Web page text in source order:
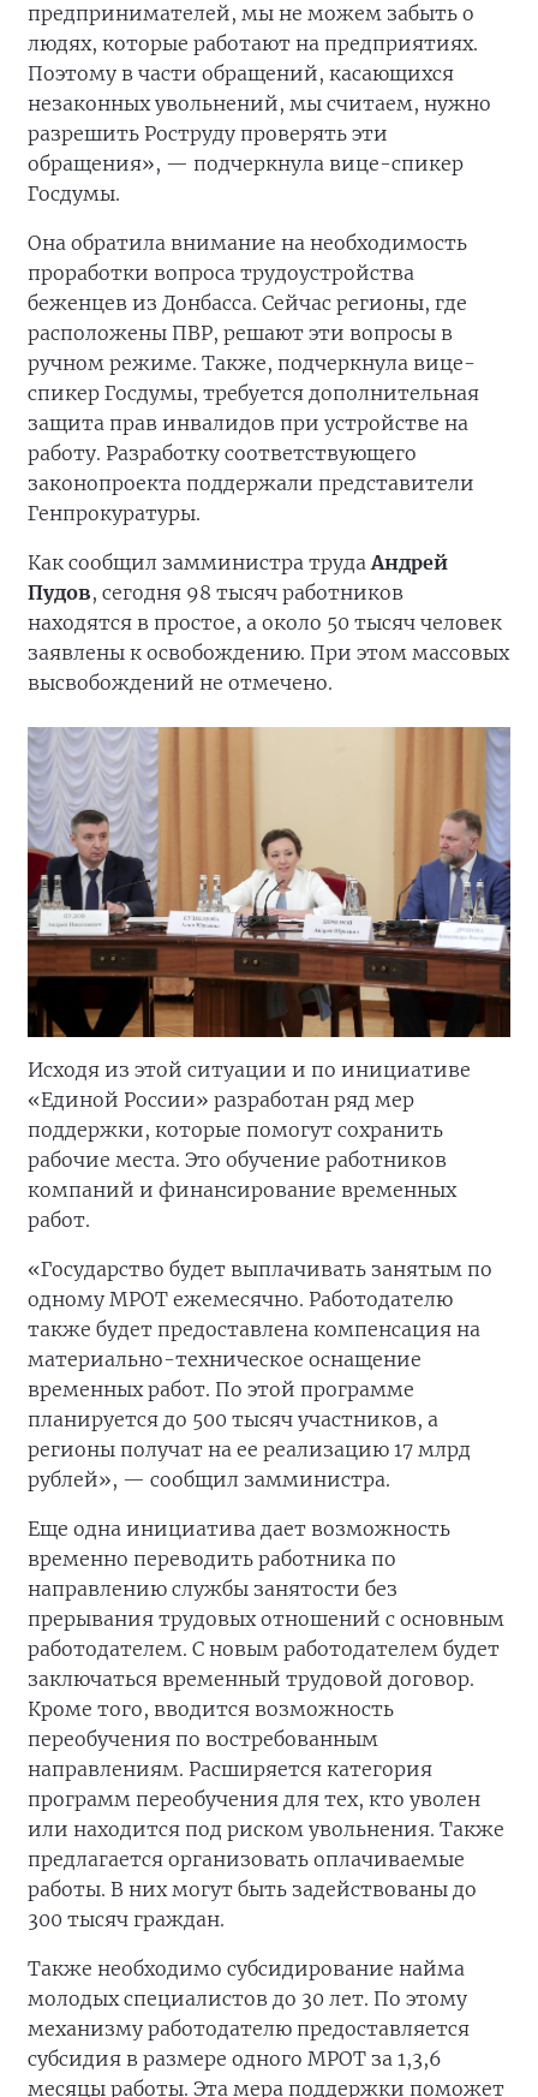
предпринимателей, мы не можем забыть о
людях, которые работают на предприятиях.
Поэтому в части обращений, касающихся
незаконных увольнений, мы считаем, нужно
разрешить Роструду проверять эти
обращения», — подчеркнула вице-спикер
Госдумы.
Она обратила внимание на необходимость
проработки вопроса трудоустройства
беженцев из Донбасса. Сейчас регионы, где
расположены ПВР, решают эти вопросы в
ручном режиме. Также, подчеркнула вице-
спикер Госдумы, требуется дополнительная
защита прав инвалидов при устройстве на
работу. Разработку соответствующего
законопроекта поддержали представители
Генпрокуратуры.
Как сообщил замминистра трудаАндрей
Пудов, сегодня 98 тысяч работников
находятся в простое, а около 50 тысяч человек
заявлены к освобождению. При этом массовых
высвобождений не отмечено.
Исходя из этой ситуации и по инициативе
«Единой России» разработан ряд мер
поддержки, которые помогут сохранить
рабочие места. Это обучение работников
компаний и финансирование временных
работ.
«Государство будет выплачивать занятым по
одному МРОТ ежемесячно. Работодателю
также будет предоставлена компенсация на
материально-техническое оснащение
временных работ. По этой программе
планируется до 500 тысяч участников, а
регионы получат на ее реализацию 17 млрд
рублей», — сообщил замминистра.
Еще одна инициатива дает возможность
временно переводить работника по
направлению службы занятости без
прерывания трудовых отношений с основным
работодателем. С новым работодателем будет
заключаться временный трудовой договор.
Кроме того, вводится возможность
переобучения по востребованным
направлениям. Расширяется категория
программ переобучения для тех, кто уволен
или находится под риском увольнения. Также
предлагается организовать оплачиваемые
работы. В них могут быть задействованы до
300 тысяч граждан.
Также необходимо субсидирование найма
молодых специалистов до 30 лет. По этому
механизму работодателю предоставляется
субсидия в размере одного МРОТ за 1,3,6
месяцы работы. Эта мера поддержки поможет